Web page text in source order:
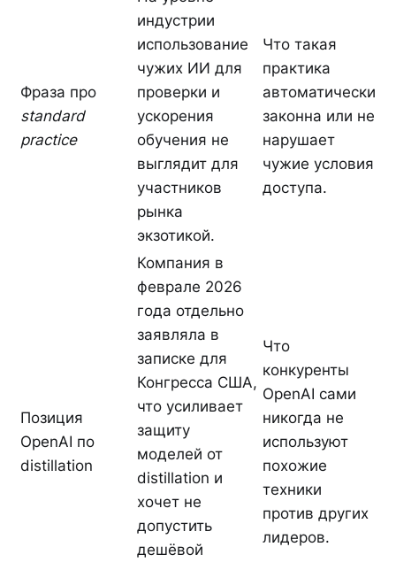
Фраза про
standard
practice
индустрии
использование
чужих ИИ для
проверки и
ускорения
обучения не
выглядит для
участников
рынка
экзотикой.
Что такая
практика
автоматически
законна или не
нарушает
чужие условия
доступа.
Позиция
OpenAI по
distillation
Компания в
феврале 2026
года отдельно
заявляла в
записке для
Конгресса США,
что усиливает
защиту
моделей от
distillation и
хочет не
допустить
дешёвой
Что
конкуренты
OpenAI сами
никогда не
используют
похожие
техники
против других
лидеров.